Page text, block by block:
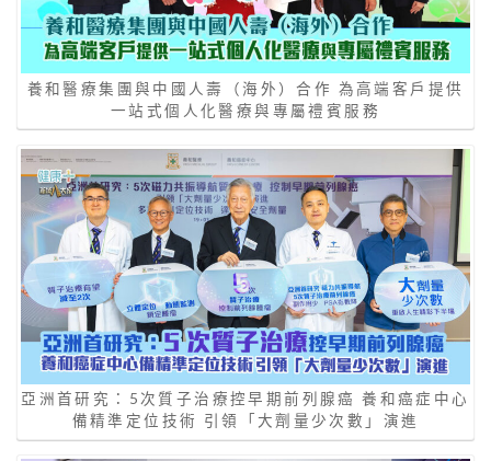
養和醫療集團與中國人壽（海外）合作 為高端客戶提供
一站式個人化醫療與專屬禮賓服務
亞洲首研究：5次質子治療控早期前列腺癌 養和癌症中心
備精準定位技術 引領「大劑量少次數」演進